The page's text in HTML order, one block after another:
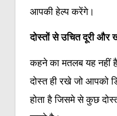
आपकी हेल्प करेंगे।
दोस्तों से उचित दूरी और
कहने का मतलब यह नहीं
दोस्त ही रखे जो आपको
होता है जिसमे से कुछ